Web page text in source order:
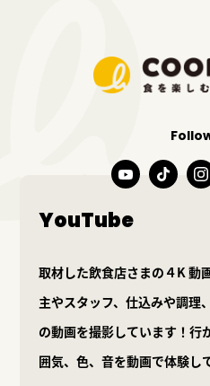
YouTube
取材した飲食店さまの４K 動
主やスタッフ、仕込みや調理
の動画を撮影しています！行
囲気、色、音を動画で体験し